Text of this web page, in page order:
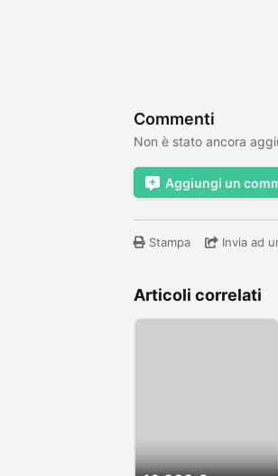
Commenti
Non è stato ancora
Aggiungi un
Stampa Invia ad
Articoli correlati